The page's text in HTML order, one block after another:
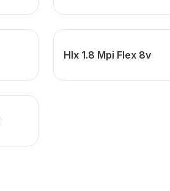
Hlx 1.8 Mpi Flex 8v